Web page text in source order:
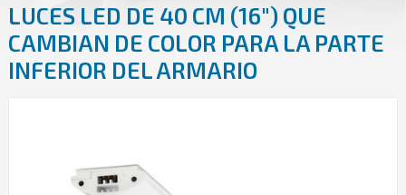
BOMBILLAS
LED
HALÓGENA
INTERIOR
LUCES LED DE 40 CM (16") QUE
CAMBIAN DE COLOR PARA LA PARTE
INFERIOR DEL ARMARIO